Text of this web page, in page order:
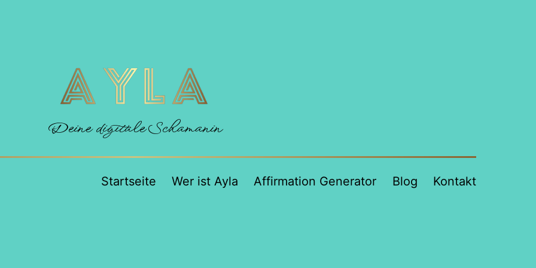
Deine digitale Schamanin
Startseite Wer ist Ayla Affirmation Generator Blog Kontakt